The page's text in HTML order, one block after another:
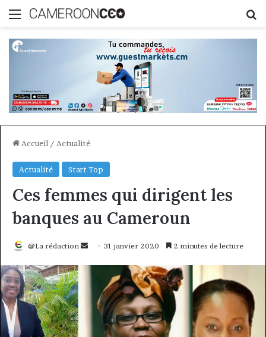
Menu
Accueil / Actualité
Actualité Start Top
Ces femmes qui dirigent les
banques au Cameroun
@La rédaction
Envoyer
courriel
31 janvier 2020 2 minutes de lecture